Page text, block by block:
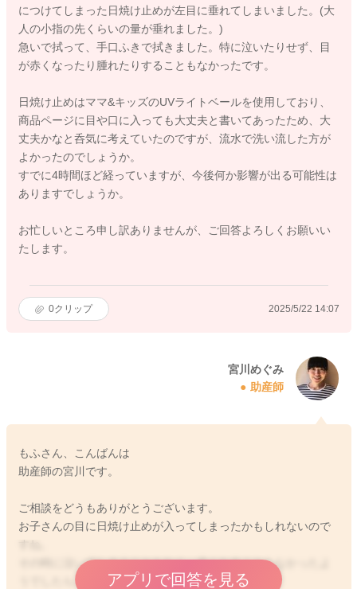
につけてしまった日焼け止めが左目に垂れてしまいました。(大
人の小指の先くらいの量が垂れました。)
急いで拭って、手口ふきで拭きました。特に泣いたりせず、目
が赤くなったり腫れたりすることもなかったです。
日焼け止めはママ&キッズのUVライトベールを使用しており、
商品ページに目や口に入っても大丈夫と書いてあったため、大
丈夫かなと呑気に考えていたのですが、流水で洗い流した方が
よかったのでしょうか。
すでに4時間ほど経っていますが、今後何か影響が出る可能性は
ありますでしょうか。
お忙しいところ申し訳ありませんが、ご回答よろしくお願いい
たします。
0クリップ 2025/5/22 14:07
宮川めぐみ
助産師
もふさん、こんばんは
助産師の宮川です。
ご相談をどうもありがとうございます。
お子さんの目に日焼け止めが入ってしまったかもしれないので
その時に泣いてしまうこともなく、赤くなることもなかったよ
うでしたら、入っていないのではと思いました。
アプリで回答を見る